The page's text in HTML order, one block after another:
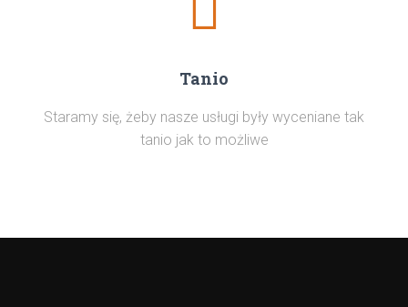
Tanio
Staramy się, żeby nasze usługi były wyceniane tak
tanio jak to możliwe